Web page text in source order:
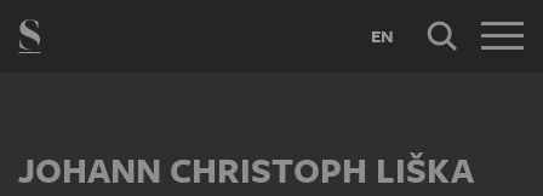
EN
JOHANN CHRISTOPH LIŠKA